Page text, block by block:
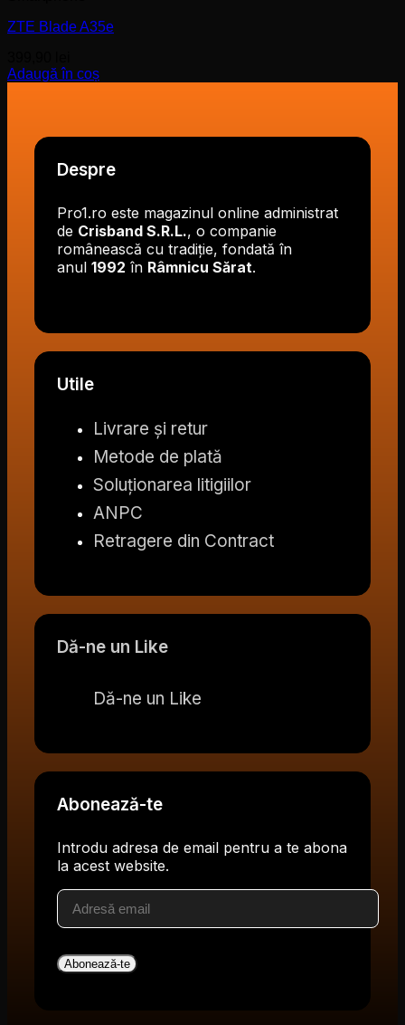
ZTE Blade A35e
Adaugă în coș
Despre
Pro1.ro este magazinul online administrat
de Crisband S.R.L., o companie
românească cu tradiție, fondată în
anul 1992 în Râmnicu Sărat.
Utile
Livrare și retur
Metode de plată
Soluționarea litigiilor
ANPC
Retragere din Contract
Dă-ne un Like
Dă-ne un Like
Abonează-te
Introdu adresa de email pentru a te abona
la acest website.
Adresă
email
Abonează-te